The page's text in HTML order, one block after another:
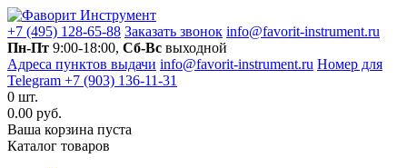
+7 (495) 128-65-88 Заказать звонок info@favorit-instrument.ru
Пн-Пт 9:00-18:00, Сб-Вс выходной
Адреса пунктов выдачи info@favorit-instrument.ru Номер для
Telegram +7 (903) 136-11-31
0 шт.
0.00 руб.
Ваша корзина пуста
Каталог товаров